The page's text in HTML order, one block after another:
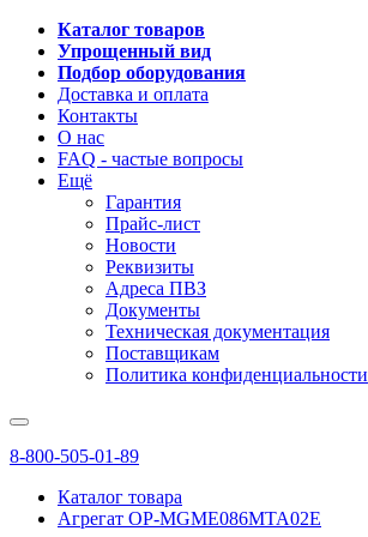
Каталог товаров
Упрощенный вид
Подбор оборудования
Доставка и оплата
Контакты
О нас
FAQ - частые вопросы
Ещё
Гарантия
Прайс-лист
Новости
Реквизиты
Адреса ПВЗ
Документы
Техническая документация
Поставщикам
Политика конфиденциальности
8-800-505-01-89
Каталог товара
Агрегат OP-MGME086MTA02E